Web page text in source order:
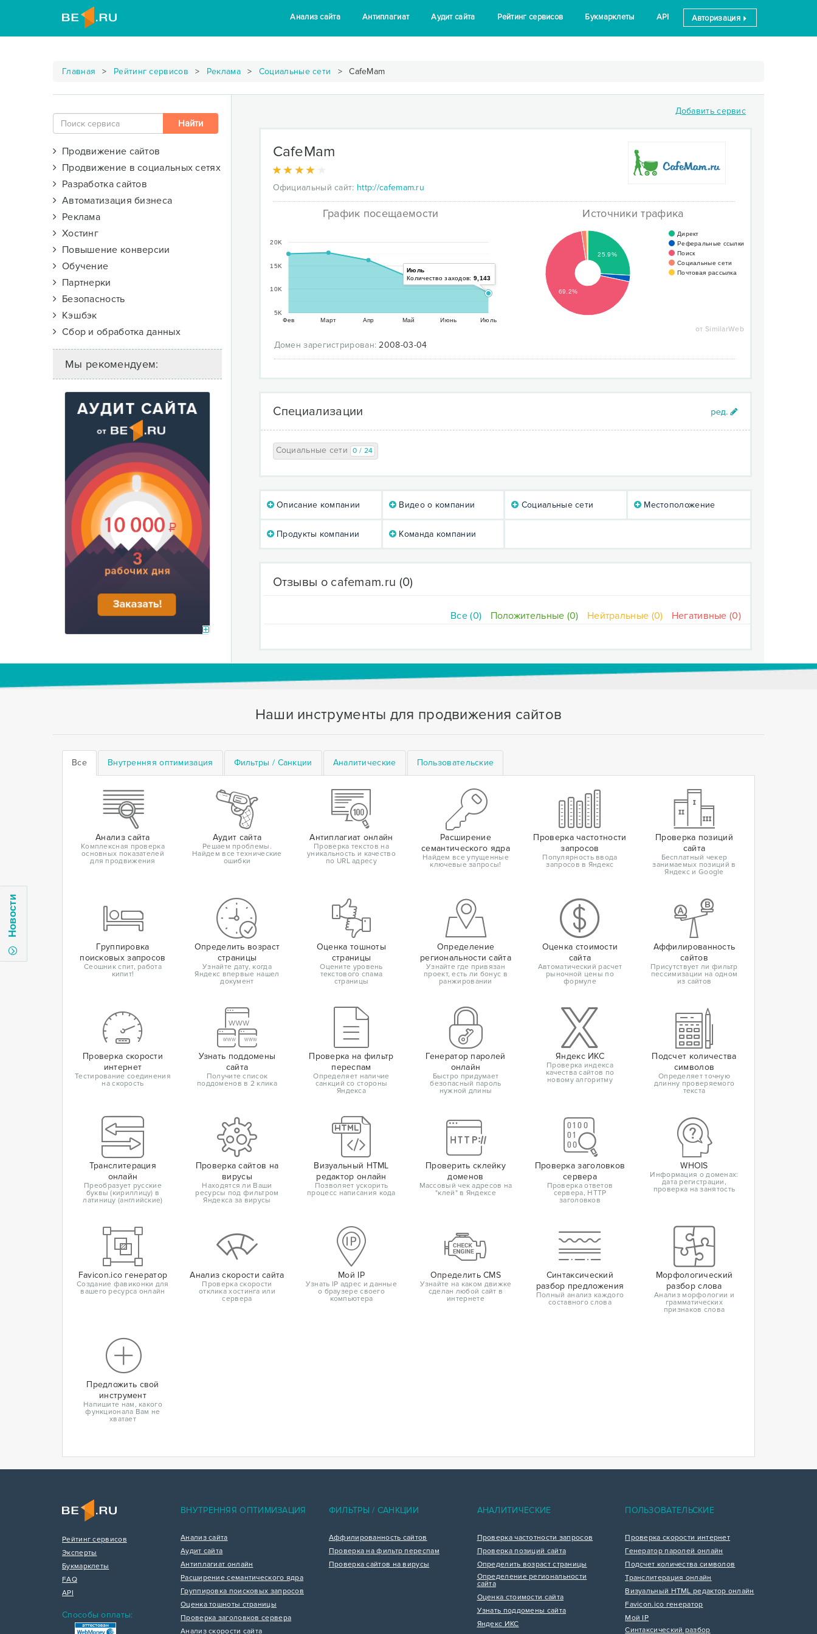
Анализ сайта Антиплагиат Аудит сайта Рейтинг сервисов Букмарклеты API Авторизация
Новости
Главная Рейтинг сервисов Реклама Социальные сети CafeMam
Продвижение сайтов
Продвижение в социальных сетях
Разработка сайтов
Автоматизация бизнеса
Реклама
Хостинг
Повышение конверсии
Обучение
Партнерки
Безопасность
Кэшбэк
Сбор и обработка данных
Мы рекомендуем:
Добавить сервис
CafeMam
Официальный сайт: http://cafemam.ru
График посещаемости
Фев Март Апр Май Июнь Июль
5K
10K
15K
20K
Июль
Количество заходов: 9,143
Источники трафика
Директ
Реферальные ссылки
Поиск
Социальные сети
Почтовая рассылка
25.9%
69.2%
от SimilarWeb
Домен зарегистрирован: 2008-03-04
Специализации
Социальные сети 0 / 24
Описание компании Видео о компании Социальные сети Местоположение
Продукты компании Команда компании
Отзывы о cafemam.ru (0)
Все (0) Положительные (0) Нейтральные (0) Негативные (0)
Наши инструменты для продвижения сайтов
Все Внутренняя оптимизация Фильтры / Санкции Аналитические Пользовательские
Анализ сайта
Комплексная проверка
основных показателей
для продвижения
Аудит сайта
Решаем проблемы.
Найдем все технические
ошибки
Антиплагиат онлайн
Проверка текстов на
уникальность и качество
по URL адресу
Расширение
семантического ядра
Найдем все упущенные
ключевые запросы!
Проверка частотности
запросов
Популярность ввода
запросов в Яндекс
Проверка позиций
сайта
Бесплатный чекер
занимаемых позиций в
Яндекс и Google
Группировка
поисковых запросов
Сеошник спит, работа
кипит!
Определить возраст
страницы
Узнайте дату, когда
Яндекс впервые нашел
документ
Оценка тошноты
страницы
Оцените уровень
текстового спама
страницы
Определение
региональности сайта
Узнайте где привязан
проект, есть ли бонус в
ранжировании
Оценка стоимости
сайта
Автоматический расчет
рыночной цены по
формуле
Аффилированность
сайтов
Присутствует ли фильтр
пессимизации на одном
из сайтов
Проверка скорости
интернет
Тестирование соединения
на скорость
Узнать поддомены
сайта
Получите список
поддоменов в 2 клика
Проверка на фильтр
переспам
Определяет наличие
санкций со стороны
Яндекса
Генератор паролей
онлайн
Быстро придумает
безопасный пароль
нужной длины
Яндекс ИКС
Проверка индекса
качества сайтов по
новому алгоритму
Подсчет количества
символов
Определяет точную
длинну проверяемого
текста
Транслитерация
онлайн
Преобразует русские
буквы (кириллицу) в
латиницу (английские)
Проверка сайтов на
вирусы
Находятся ли Ваши
ресурсы под фильтром
Яндекса за вирусы
Визуальный HTML
редактор онлайн
Позволяет ускорить
процесс написания кода
Проверить склейку
доменов
Массовый чек адресов на
"клей" в Яндексе
Проверка заголовков
сервера
Проверка ответов
сервера, HTTP
заголовков
WHOIS
Информация о доменах:
дата регистрации,
проверка на занятость
Favicon.ico генератор
Создание фавиконки для
вашего ресурса онлайн
Анализ скорости сайта
Проверка скорости
отклика хостинга или
сервера
Мой IP
Узнать IP адрес и данные
о браузере своего
компьютера
Определить CMS
Узнайте на каком движке
сделан любой сайт в
интернете
Синтаксический
разбор предложения
Полный анализ каждого
составного слова
Морфологический
разбор слова
Анализ морфологии и
грамматических
признаков слова
Предложить свой
инструмент
Напишите нам, какого
функционала Вам не
хватает
Рейтинг сервисов
Эксперты
Букмарклеты
FAQ
API
Способы оплаты:
ВНУТРЕННЯЯ ОПТИМИЗАЦИЯ
Анализ сайта
Аудит сайта
Антиплагиат онлайн
Расширение семантического ядра
Группировка поисковых запросов
Оценка тошноты страницы
Проверка заголовков сервера
Анализ скорости сайта
ФИЛЬТРЫ / САНКЦИИ
Аффилированность сайтов
Проверка на фильтр переспам
Проверка сайтов на вирусы
АНАЛИТИЧЕСКИЕ
Проверка частотности запросов
Проверка позиций сайта
Определить возраст страницы
Определение региональности
сайта
Оценка стоимости сайта
Узнать поддомены сайта
Яндекс ИКС
ПОЛЬЗОВАТЕЛЬСКИЕ
Проверка скорости интернет
Генератор паролей онлайн
Подсчет количества символов
Транслитерация онлайн
Визуальный HTML редактор онлайн
Favicon.ico генератор
Мой IP
Синтаксический разбор